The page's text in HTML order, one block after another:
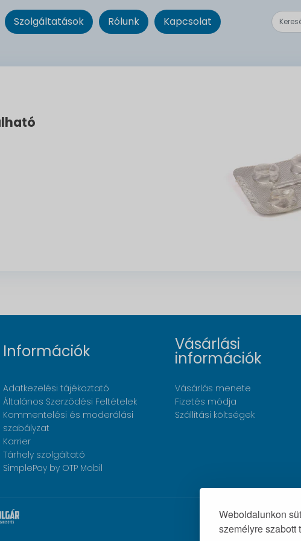
Weboldalunkon
személyre szabott
Szolgáltatások Rólunk Kapcsolat
Információk
Adatkezelési tájékoztató
Általános Szerződési Feltételek
Kommentelési és moderálási
szabályzat
Karrier
Tárhely szolgáltató
SimplePay by OTP Mobil
Vásárlási
információk
Vásárlás menete
Fizetés módja
Szállítási költségek